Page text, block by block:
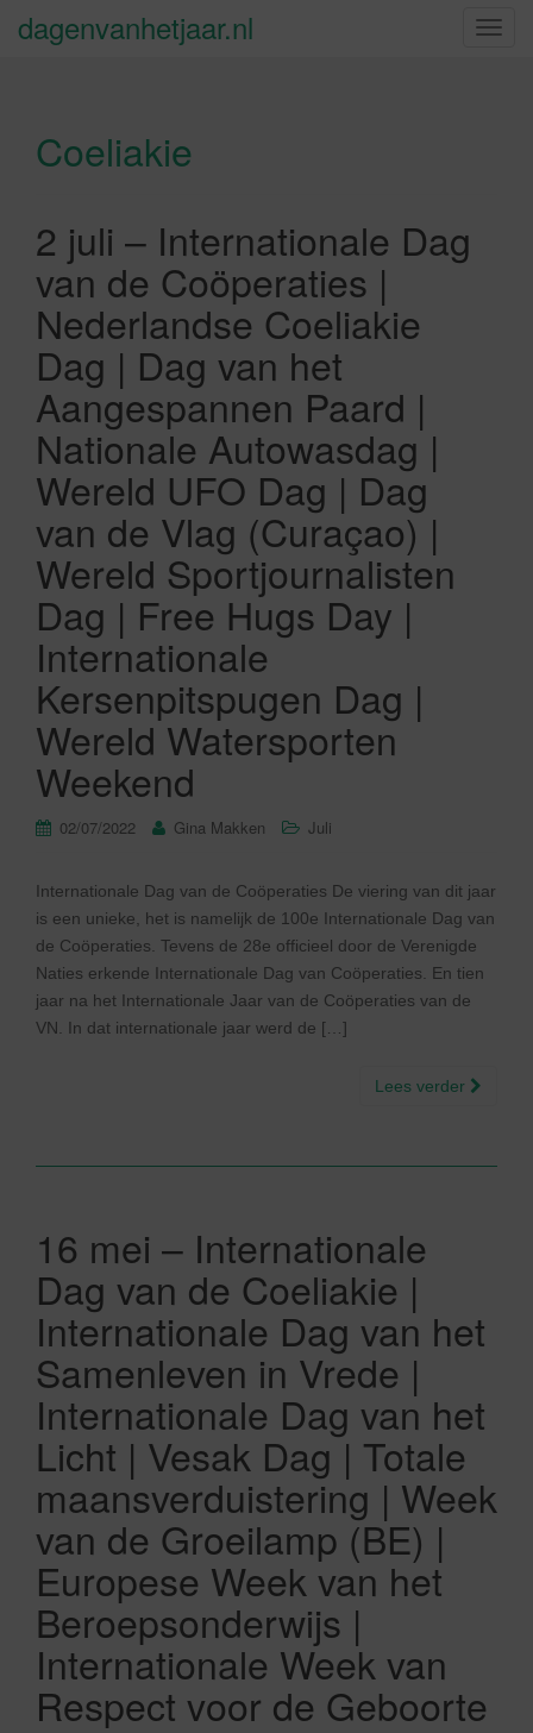
S
dagenvanhetjaar.nl
Coeliakie
2 juli – Internationale Dag
van de Coöperaties |
Nederlandse Coeliakie
Dag | Dag van het
Aangespannen Paard |
Nationale Autowasdag |
Wereld UFO Dag | Dag
van de Vlag (Curaçao) |
Wereld Sportjournalisten
Dag | Free Hugs Day |
Internationale
Kersenpitspugen Dag |
Wereld Watersporten
Weekend
02/07/2022 Gina Makken Juli
Internationale Dag van de Coöperaties De viering van dit jaar
is een unieke, het is namelijk de 100e Internationale Dag van
de Coöperaties. Tevens de 28e officieel door de Verenigde
Naties erkende Internationale Dag van Coöperaties. En tien
jaar na het Internationale Jaar van de Coöperaties van de
VN. In dat internationale jaar werd de […]
Lees verder
16 mei – Internationale
Dag van de Coeliakie |
Internationale Dag van het
Samenleven in Vrede |
Internationale Dag van het
Licht | Vesak Dag | Totale
maansverduistering | Week
van de Groeilamp (BE) |
Europese Week van het
Beroepsonderwijs |
Internationale Week van
Respect voor de Geboorte